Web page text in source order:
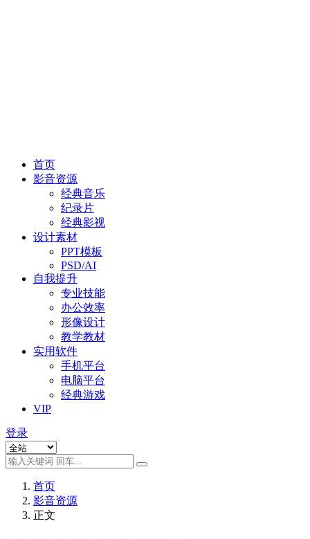
首页
影音资源
经典音乐
纪录片
经典影视
设计素材
PPT模板
PSD/AI
自我提升
专业技能
办公效率
形像设计
教学教材
实用软件
手机平台
电脑平台
经典游戏
VIP
登录
首页
影音资源
正文